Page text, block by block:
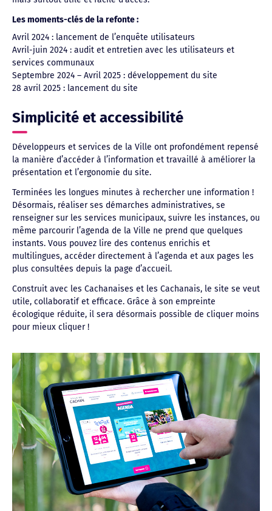
Les moments-clés de la refonte :
Avril 2024 : lancement de l’enquête utilisateurs
Avril-juin 2024 : audit et entretien avec les utilisateurs et
services communaux
Septembre 2024 – Avril 2025 : développement du site
28 avril 2025 : lancement du site
Simplicité et accessibilité
Développeurs et services de la Ville ont profondément repensé
la manière d’accéder à l’information et travaillé à améliorer la
présentation et l’ergonomie du site.
Terminées les longues minutes à rechercher une information !
Désormais, réaliser ses démarches administratives, se
renseigner sur les services municipaux, suivre les instances, ou
même parcourir l’agenda de la Ville ne prend que quelques
instants. Vous pouvez lire des contenus enrichis et
multilingues, accéder directement à l’agenda et aux pages les
plus consultées depuis la page d’accueil.
Construit avec les Cachanaises et les Cachanais, le site se veut
utile, collaboratif et efficace. Grâce à son empreinte
écologique réduite, il sera désormais possible de cliquer moins
pour mieux cliquer !